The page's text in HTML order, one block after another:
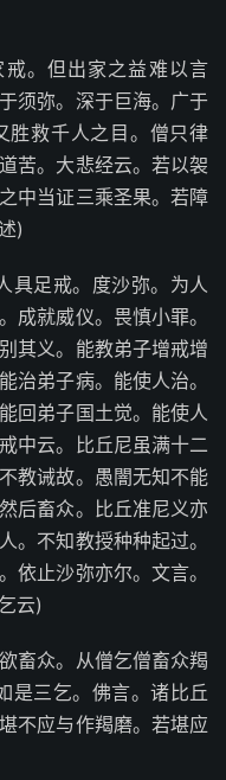
。但出家之益难以言
须弥。深于巨海。广于
胜救千人之目。僧只律
苦。大悲经云。若以袈
中当证三乘圣果。若障
)
具足戒。度沙弥。为人
成就威仪。畏慎小罪。
其义。能教弟子增戒增
治弟子病。能使人治。
回弟子国土觉。能使人
中云。比丘尼虽满十二
教诫故。愚闇无知不能
后畜众。比丘准尼义亦
。不知教授种种起过。
依止沙弥亦尔。文言。
云)
畜众。从僧乞僧畜众羯
是三乞。佛言。诸比丘
不应与作羯磨。若堪应